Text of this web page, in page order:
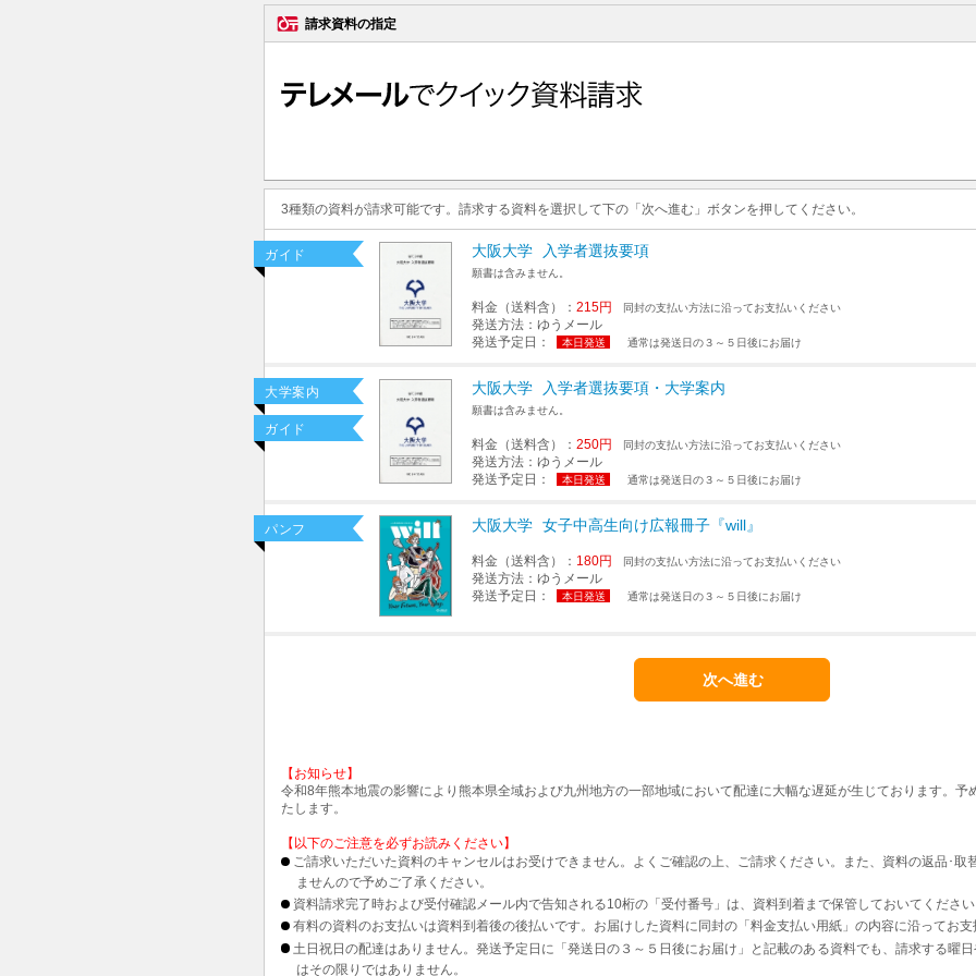
請求資料の指定
3種類の資料が請求可能です。請求する資料を選択して下の「次へ進む」ボタンを押してください。
ガイド 大阪大学 入学者選抜要項
願書は含みません。
料金（送料含）： 215円 同封の支払い方法に沿ってお支払いください
発送方法： ゆうメール
発送予定日：
本日発送 通常は発送日の３～５日後にお届け
大学案内
ガイド
大阪大学 入学者選抜要項・大学案内
願書は含みません。
料金（送料含）： 250円 同封の支払い方法に沿ってお支払いください
発送方法： ゆうメール
発送予定日：
本日発送 通常は発送日の３～５日後にお届け
パンフ 大阪大学 女子中高生向け広報冊子『will』
料金（送料含）： 180円 同封の支払い方法に沿ってお支払いください
発送方法： ゆうメール
発送予定日：
本日発送 通常は発送日の３～５日後にお届け
【お知らせ】
令和8年熊本地震の影響により熊本県全域および九州地方の一部地域において配達に大幅な遅延が生じております。予
たします。
【以下のご注意を必ずお読みください】
ご請求いただいた資料のキャンセルはお受けできません。よくご確認の上、ご請求ください。また、資料の返品･取
ませんので予めご了承ください。
資料請求完了時および受付確認メール内で告知される10桁の「受付番号」は、資料到着まで保管しておいてくださ
有料の資料のお支払いは資料到着後の後払いです。お届けした資料に同封の「料金支払い用紙」の内容に沿ってお
土日祝日の配達はありません。発送予定日に「発送日の３～５日後にお届け」と記載のある資料でも、請求する曜
はその限りではありません。